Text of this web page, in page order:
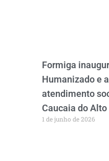
Formiga
Humanizado e
atendimento
Caucaia do Alto
1 de junho de 2026